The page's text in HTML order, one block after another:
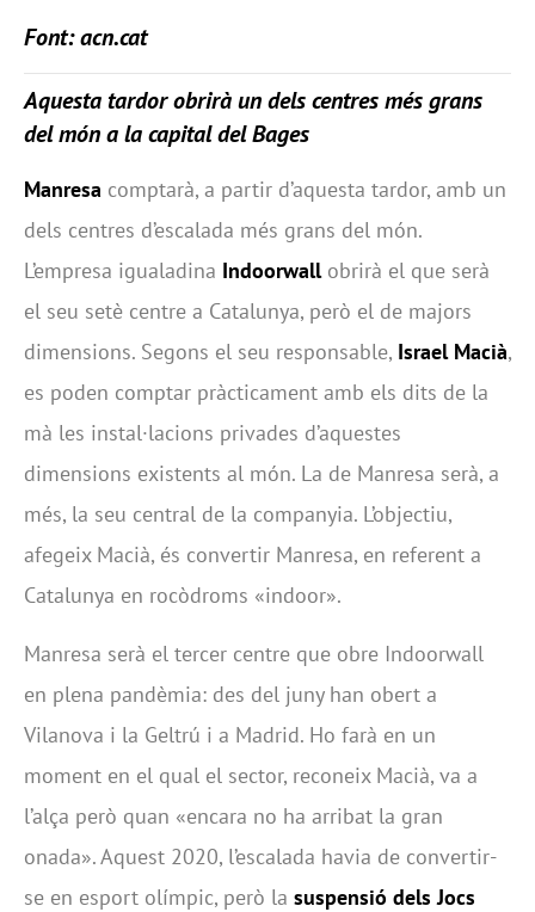
Font: acn.cat
Aquesta tardor obrirà un dels centres més grans
del món a la capital del Bages
Manresa comptarà, a partir d’aquesta tardor, amb un
dels centres d’escalada més grans del món.
L’empresa igualadina Indoorwallobrirà el que serà
el seu setè centre a Catalunya, però el de majors
dimensions. Segons el seu responsable, Israel Macià,
es poden comptar pràcticament amb els dits de la
mà les instal·lacions privades d’aquestes
dimensions existents al món. La de Manresa serà, a
més, la seu central de la companyia. L’objectiu,
afegeix Macià, és convertir Manresa, en referent a
Catalunya en rocòdroms «indoor».
Manresa serà el tercer centre que obre Indoorwall
en plena pandèmia: des del juny han obert a
Vilanova i la Geltrú i a Madrid. Ho farà en un
moment en el qual el sector, reconeix Macià, va a
l’alça però quan «encara no ha arribat la gran
onada». Aquest 2020, l’escalada havia de convertir-
se en esport olímpic, però la suspensió dels Jocs